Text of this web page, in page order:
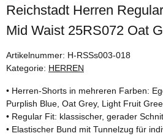
Reichstadt Herren
Mid Waist 25RS072 Oat
Artikelnummer: H-RSSs003-018
Kategorie: HERREN
• Herren-Shorts in mehreren Farben:
Purplish Blue, Oat Grey, Light Fruit
• Regular Fit: klassischer, gerader
• Elastischer Bund mit Tunnelzug für